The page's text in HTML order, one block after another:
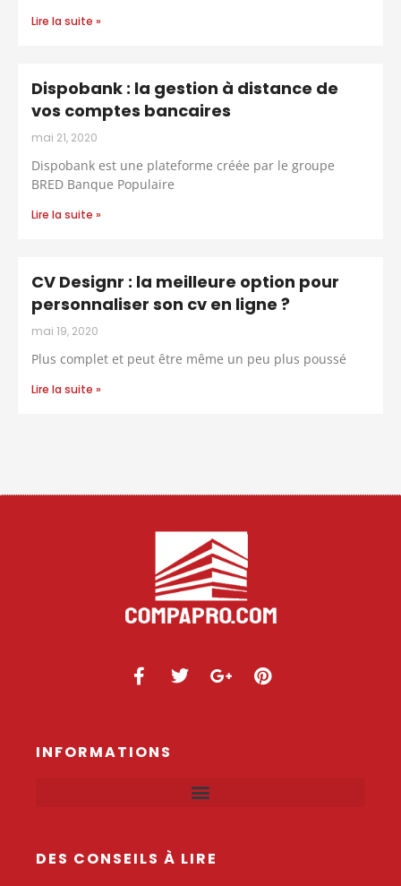
Lire la suite »
Dispobank : la gestion à distance de
vos comptes bancaires
mai 21, 2020
Dispobank est une plateforme créée par le groupe
BRED Banque Populaire
Lire la suite »
CV Designr : la meilleure option pour
personnaliser son cv en ligne ?
mai 19, 2020
Plus complet et peut être même un peu plus poussé
Lire la suite »
INFORMATIONS
DES CONSEILS À LIRE